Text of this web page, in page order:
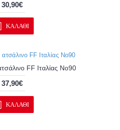
30,90€
ΚΑΛΆΘΙ
FF Ιταλίας No90
37,90€
ΚΑΛΆΘΙ